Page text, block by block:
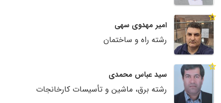
امیر مهدوی سهی
رشته راه و ساختمان
سید عباس محمدی
رشته برق، ماشین و تأسیسات کارخانجات